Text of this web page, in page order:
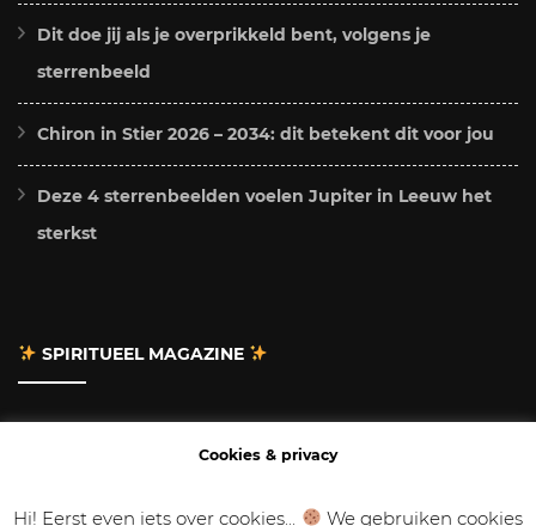
Dit doe jij als je overprikkeld bent, volgens je
sterrenbeeld
Chiron in Stier 2026 – 2034: dit betekent dit voor jou
Deze 4 sterrenbeelden voelen Jupiter in Leeuw het
sterkst
SPIRITUEEL MAGAZINE
Cookies & privacy
Hi! Eerst even iets over cookies... We gebruiken cookies